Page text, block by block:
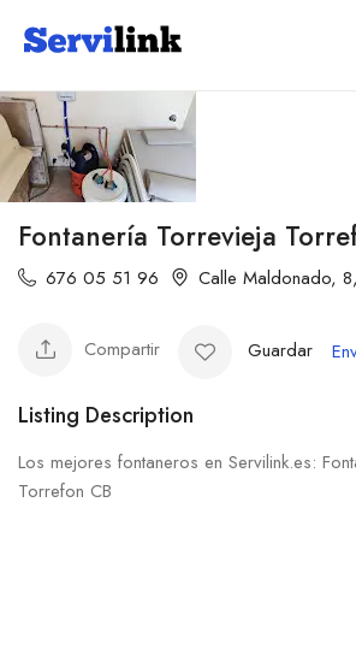
Fontanería Torrevieja
676 05 51 96 Calle Maldonado,
Compartir Guardar
Listing Description
Los mejores fontaneros en Servilink.es:
Torrefon CB